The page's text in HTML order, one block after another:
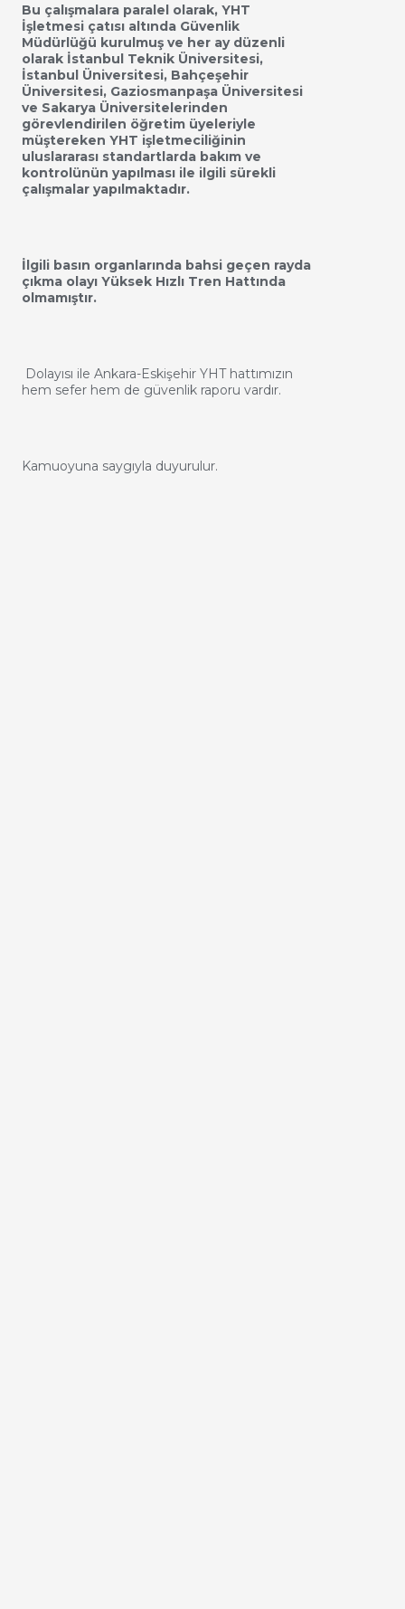
Bu çalışmalara paralel olarak, YHT
İşletmesi çatısı altında Güvenlik
Müdürlüğü kurulmuş ve her ay düzenli
olarak İstanbul Teknik Üniversitesi,
İstanbul Üniversitesi, Bahçeşehir
Üniversitesi, Gaziosmanpaşa Üniversitesi
ve Sakarya Üniversitelerinden
görevlendirilen öğretim üyeleriyle
müştereken YHT işletmeciliğinin
uluslararası standartlarda bakım ve
kontrolünün yapılması ile ilgili sürekli
çalışmalar yapılmaktadır.
İlgili basın organlarında bahsi geçen rayda
çıkma olayı Yüksek Hızlı Tren Hattında
olmamıştır.
Dolayısı ile Ankara-Eskişehir YHT hattımızın
hem sefer hem de güvenlik raporu vardır.
Kamuoyuna saygıyla duyurulur.